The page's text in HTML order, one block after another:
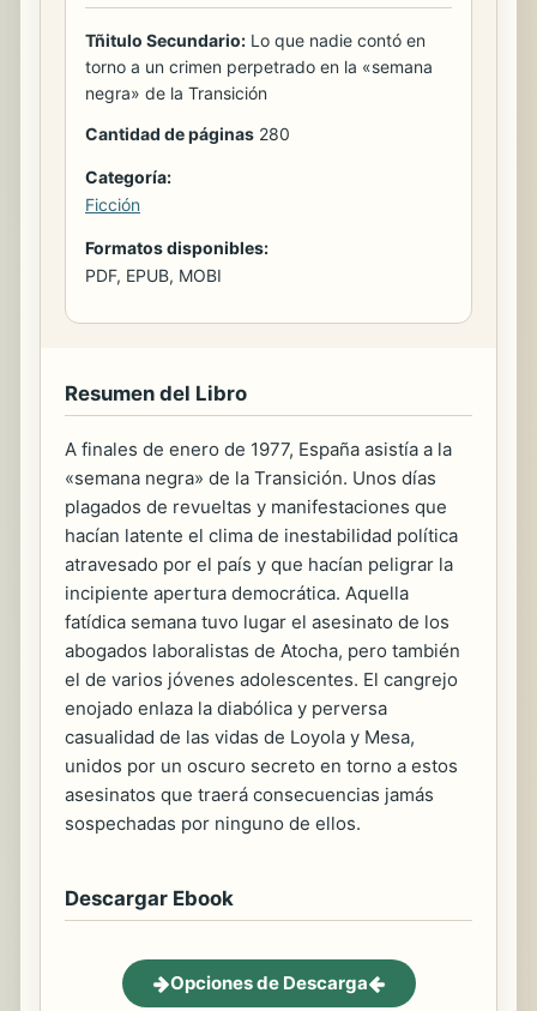
Tñitulo Secundario: Lo que nadie contó en
torno a un crimen perpetrado en la «semana
negra» de la Transición
Cantidad de páginas 280
Categoría:
Ficción
Formatos disponibles:
PDF, EPUB, MOBI
Resumen del Libro
A finales de enero de 1977, España asistía a la
«semana negra» de la Transición. Unos días
plagados de revueltas y manifestaciones que
hacían latente el clima de inestabilidad política
atravesado por el país y que hacían peligrar la
incipiente apertura democrática. Aquella
fatídica semana tuvo lugar el asesinato de los
abogados laboralistas de Atocha, pero también
el de varios jóvenes adolescentes. El cangrejo
enojado enlaza la diabólica y perversa
casualidad de las vidas de Loyola y Mesa,
unidos por un oscuro secreto en torno a estos
asesinatos que traerá consecuencias jamás
sospechadas por ninguno de ellos.
Descargar Ebook
Opciones de Descarga